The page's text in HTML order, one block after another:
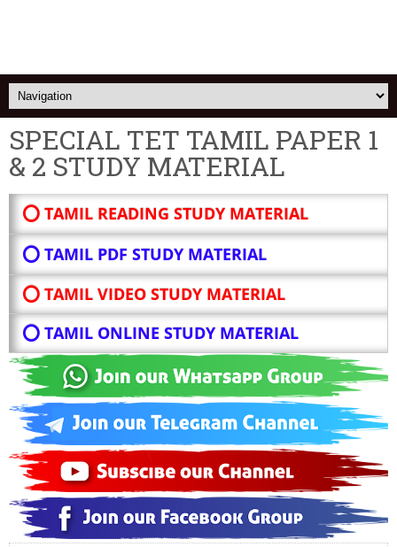
SPECIAL TET TAMIL PAPER 1
& 2 STUDY MATERIAL
⭕ TAMIL READING STUDY MATERIAL
⭕ TAMIL PDF STUDY MATERIAL
⭕ TAMIL VIDEO STUDY MATERIAL
⭕ TAMIL ONLINE STUDY MATERIAL